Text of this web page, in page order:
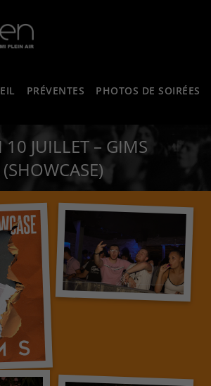
PRÉVENTES PHOTOS DE SOIRÉES
10 JUILLET – GIMS
(SHOWCASE)